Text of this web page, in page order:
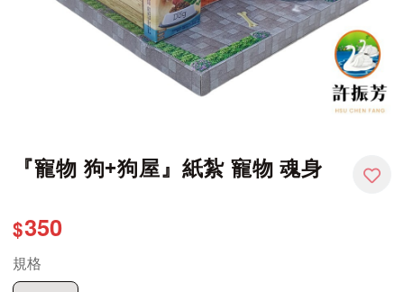
『寵物 狗+狗屋』紙紮 寵物 魂身
$350
規格